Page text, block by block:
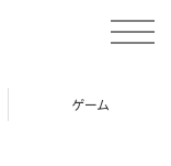
toggle
ゲーム